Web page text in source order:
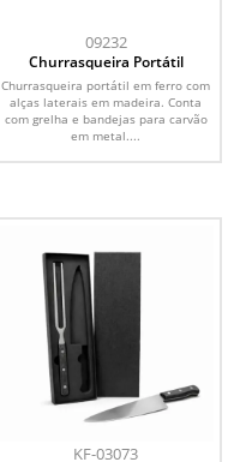
09232
Churrasqueira Portátil
Churrasqueira portátil em ferro com
alças laterais em madeira. Conta
com grelha e bandejas para carvão
em metal....
KF-03073